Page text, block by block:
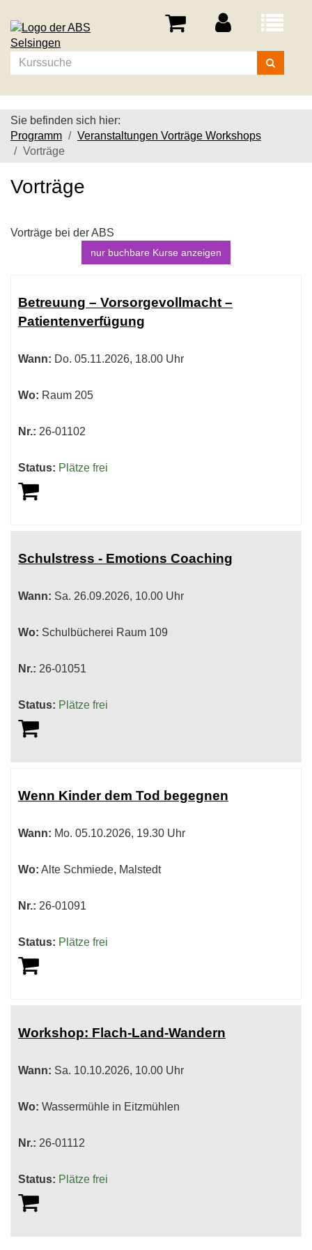
Menü
Kurse
suchen
Sie befinden sich hier:
Programm
Veranstaltungen Vorträge Workshops
Vorträge
Vorträge
Vorträge bei der ABS
nur buchbare Kurse anzeigen
Tabellenüberschriften
können
sortiert
Betreuung – Vorsorgevollmacht –
Patientenverfügung
Wann: Do. 05.11.2026, 18.00 Uhr
Wo: Raum 205
Nr.: 26-01102
Status: Plätze frei
Schulstress - Emotions Coaching
Wann: Sa. 26.09.2026, 10.00 Uhr
Wo: Schulbücherei Raum 109
Nr.: 26-01051
Status: Plätze frei
Wenn Kinder dem Tod begegnen
Wann: Mo. 05.10.2026, 19.30 Uhr
Wo: Alte Schmiede, Malstedt
Nr.: 26-01091
Status: Plätze frei
Workshop: Flach-Land-Wandern
Wann: Sa. 10.10.2026, 10.00 Uhr
Wo: Wassermühle in Eitzmühlen
Nr.: 26-01112
Status: Plätze frei